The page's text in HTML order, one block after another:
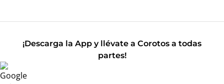
¡Descarga la App y llévate a Corotos a todas
partes!